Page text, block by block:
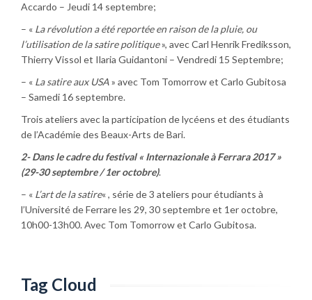
Accardo – Jeudi 14 septembre;
– « La révolution a été reportée en raison de la pluie, ou
l’utilisation de la satire politique», avec Carl Henrik Frediksson,
Thierry Vissol et Ilaria Guidantoni – Vendredi 15 Septembre;
– « La satire aux USA» avec Tom Tomorrow et Carlo Gubitosa
– Samedi 16 septembre.
Trois ateliers avec la participation de lycéens et des étudiants
de l’Académie des Beaux-Arts de Bari.
2- Dans le cadre du festival « Internazionale à Ferrara 2017 »
(29-30 septembre / 1er octobre).
– « L’art de la satire« , série de 3 ateliers pour étudiants à
l’Université de Ferrare les 29, 30 septembre et 1er octobre,
10h00-13h00. Avec Tom Tomorrow et Carlo Gubitosa.
Tag Cloud